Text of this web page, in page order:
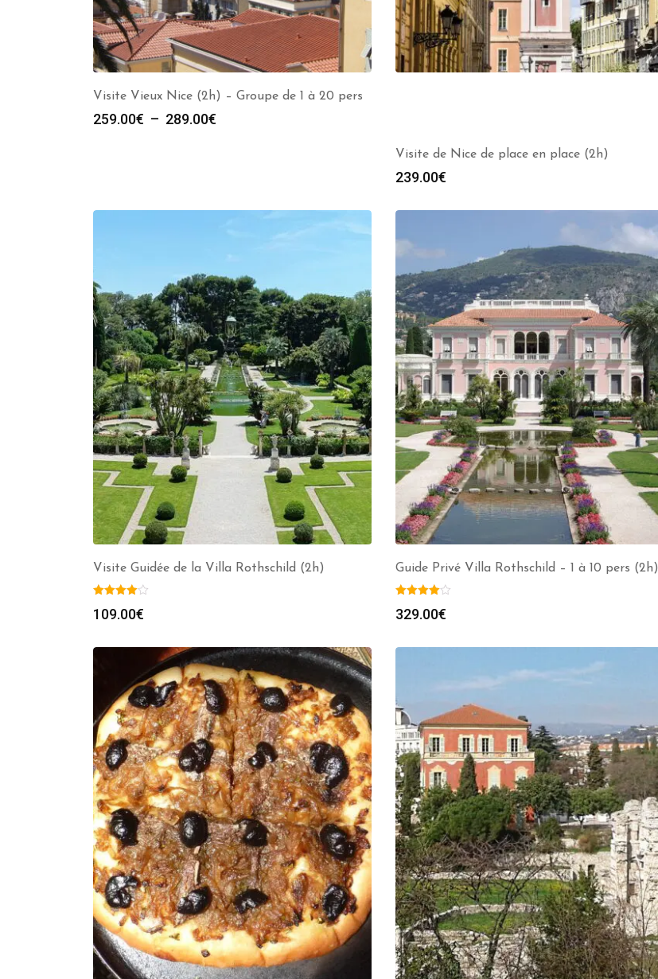
Visite Vieux Nice (2h) – Groupe de 1 à 20 pers
259.00€ – 289.00€
289.00€
Visite de Nice de place en place (2h)
239.00€
Visite Guidée de la Villa Rothschild (2h)
109.00€
Guide Privé Villa Rothschild – 1 à 10 pers (2h)
329.00€